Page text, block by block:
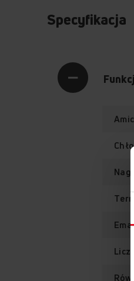
Specyfikacja